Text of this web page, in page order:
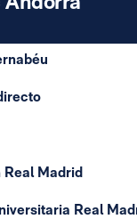
Real Madrid
Real